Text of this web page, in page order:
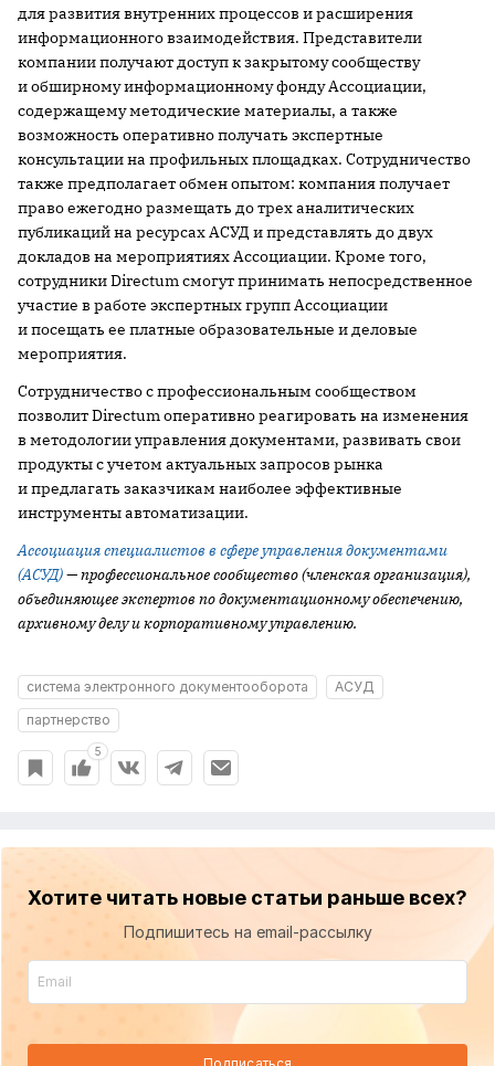
для развития внутренних процессов и расширения
информационного взаимодействия. Представители
компании получают доступ к закрытому сообществу
и обширному информационному фонду Ассоциации,
содержащему методические материалы, а также
возможность оперативно получать экспертные
консультации на профильных площадках. Сотрудничество
также предполагает обмен опытом: компания получает
право ежегодно размещать до трех аналитических
публикаций на ресурсах АСУД и представлять до двух
докладов на мероприятиях Ассоциации. Кроме того,
сотрудники Directum смогут принимать непосредственное
участие в работе экспертных групп Ассоциации
и посещать ее платные образовательные и деловые
мероприятия.
Сотрудничество с профессиональным сообществом
позволит Directum оперативно реагировать на изменения
в методологии управления документами, развивать свои
продукты с учетом актуальных запросов рынка
и предлагать заказчикам наиболее эффективные
инструменты автоматизации.
Ассоциация специалистов в сфере управления документами
(АСУД)— профессиональное сообщество (членская организация),
объединяющее экспертов по документационному обеспечению,
архивному делу и корпоративному управлению.
система электронного документооборота
АСУД
партнерство
5
Хотите читать новые статьи раньше всех?
Подпишитесь на email-рассылку